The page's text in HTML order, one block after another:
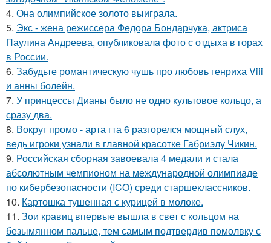
4. Она олимпийское золото выиграла.
5. Экс - жена режиссера Федора Бондарчука, актриса
Паулина Андреева, опубликовала фото с отдыха в горах
в России.
6. Забудьте романтическую чушь про любовь генриха Viii
и анны болейн.
7. У принцессы Дианы было не одно культовое кольцо, а
сразу два.
8. Вокруг промо - арта гта 6 разгорелся мощный слух,
ведь игроки узнали в главной красотке Габриэлу Чикин.
9. Российская сборная завоевала 4 медали и стала
абсолютным чемпионом на международной олимпиаде
по кибербезопасности (ICO) среди старшеклассников.
10. Картошка тушенная с курицей в молоке.
11. Зои кравиц впервые вышла в свет с кольцом на
безымянном пальце, тем самым подтвердив помолвку с